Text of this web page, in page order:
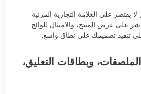
على العلامة التجارية المرئية
على عرض المنتج، والامتثال للوائح
تنفيذ تصميمك على نطاق واسع.
الملصقات، وبطاقات التعليق،